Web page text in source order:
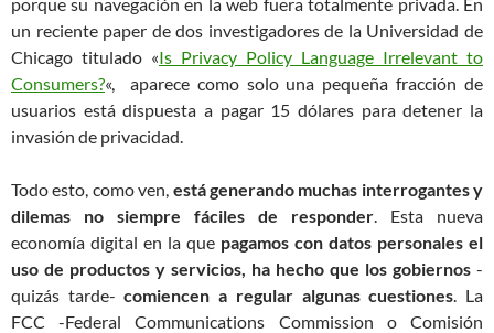
un reciente paper de dos investigadores de la Universidad de
Chicago titulado «Is Privacy Policy Language Irrelevant to
Consumers?«, aparece como solo una pequeña fracción de
usuarios está dispuesta a pagar 15 dólares para detener la
invasión de privacidad.
Todo esto, como ven, está generando muchas interrogantes y
dilemas no siempre fáciles de responder . Esta nueva
economía digital en la que pagamos con datos personales el
uso de productos y servicios, ha hecho que los gobiernos -
quizás tarde- comiencen a regular algunas cuestiones . La
FCC -Federal Communications Commission o Comisión